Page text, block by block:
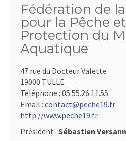
Fédération de
pour la Pêche
Protection du
Aquatique
47 rue du Docteur Valette
19000 TULLE
Téléphone : 05.55.26.11.55
Email : contact@peche19.fr
http://www.peche19.fr
Président : Sébastien